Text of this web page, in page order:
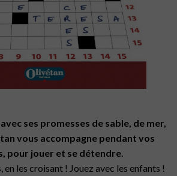
ses promesses de sable, de mer,
vous accompagne pendant vos
pour jouer et se détendre.
en les croisant ! Jouez avec les enfants !